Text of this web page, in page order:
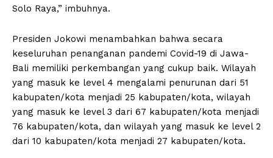
Solo Raya,” imbuhnya.
Presiden Jokowi menambahkan bahwa secara
keseluruhan penanganan pandemi Covid-19 di Jawa-
Bali memiliki perkembangan yang cukup baik. Wilayah
yang masuk ke level 4 mengalami penurunan dari 51
kabupaten/kota menjadi 25 kabupaten/kota, wilayah
yang masuk ke level 3 dari 67 kabupaten/kota menjadi
76 kabupaten/kota, dan wilayah yang masuk ke level 2
dari 10 kabupaten/kota menjadi 27 kabupaten/kota.